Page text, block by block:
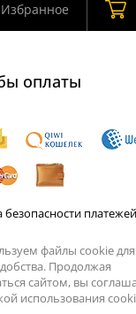
Избранное
оплаты
безопасности платежей
файлы cookie для
Продолжая
сайтом, вы
использования